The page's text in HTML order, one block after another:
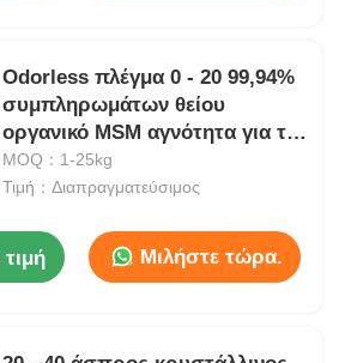
Odorless πλέγμα 0 - 20 99,94%
συμπληρωμάτων θείου
οργανικό MSM αγνότητα για τις
γάτες
MOQ：1-25kg
Τιμή：Διαπραγματεύσιμος
Μιλήστε τώρα.